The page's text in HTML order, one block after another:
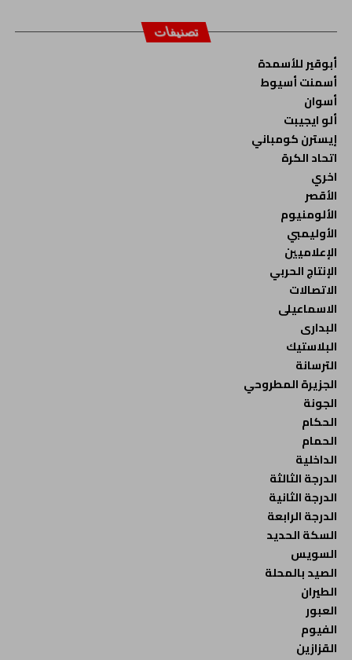
تصنيفات
أبوقير للأسمدة
أسمنت أسيوط
أسوان
ألو ايجيبت
إيسترن كومباني
اتحاد الكرة
اخري
الأقصر
الألومنيوم
الأوليمبي
الإعلاميين
الإنتاج الحربي
الاتصالات
الاسماعيلى
البدارى
البلاستيك
الترسانة
الجزيرة المطروحي
الجونة
الحكام
الحمام
الداخلية
الدرجة الثالثة
الدرجة الثانية
الدرجة الرابعة
السكة الحديد
السويس
الصيد بالمحلة
الطيران
العبور
الفيوم
القزازين